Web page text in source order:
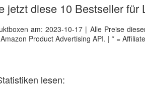
jetzt diese 10 Bestseller für
am: 2023-10-17 | Alle Preise
Product Advertising API. | * =
lesen: